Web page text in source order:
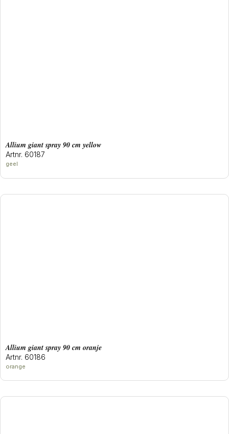
allium giant spray 90 cm yellow
Artnr. 60187
geel
allium giant spray 90 cm oranje
Artnr. 60186
orange